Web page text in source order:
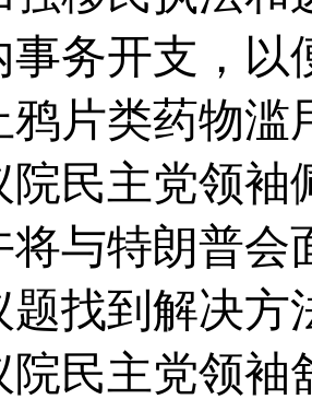
事务开支，以
鸦片类药物
主党领袖
将与特朗普会
题找到解决方
主党领袖